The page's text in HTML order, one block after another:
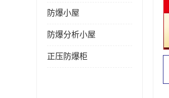
防爆小屋
防爆分析小屋
正压防爆柜